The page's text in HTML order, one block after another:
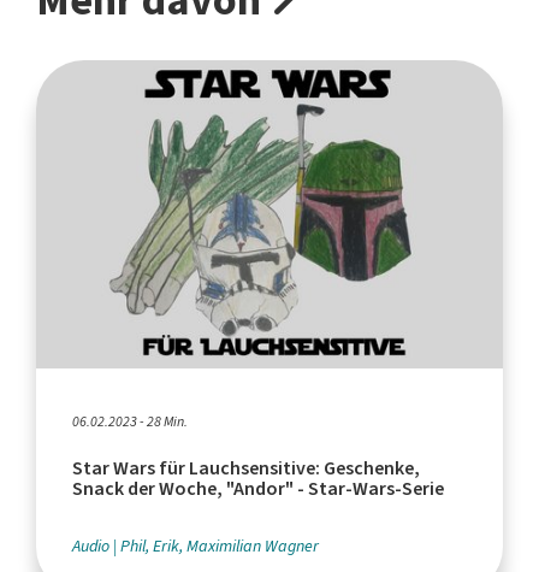
06.02.2023 - 28 Min.
Star Wars für Lauchsensitive: Geschenke,
Snack der Woche, "Andor" - Star-Wars-Serie
Audio Phil, Erik, Maximilian Wagner